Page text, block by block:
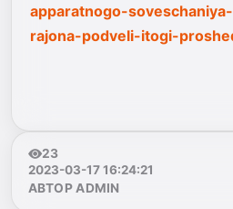
apparatnogo-
rajona-podveli-itogi-
23
2023-03-17 16:24:21
АВТОР ADMIN